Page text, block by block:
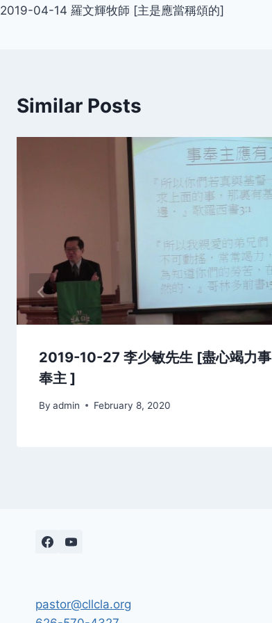
navigation
2019-04-14 羅文輝牧師 [主是應當稱頌的]
Similar Posts
2019-10-27 李少敏先生 [盡心竭力事
奉主 ]
By admin February 8, 2020
pastor@cllcla.org